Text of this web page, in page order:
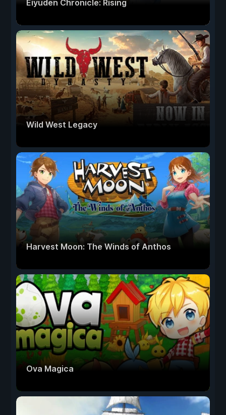
Eiyuden Chronicle: Rising
Wild West Legacy
Harvest Moon: The Winds of Anthos
Ova Magica